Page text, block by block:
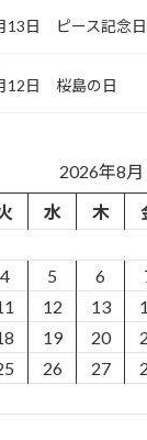
13日 ピース記念日
12日 桜島の日
2026年8月
水 木
4 5 6
12 13
19 20
26 27